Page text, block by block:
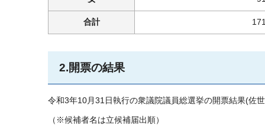
合計
2.開票の結果
令和3年10月31日執行の衆議院議員総選挙の開票結果(佐
（※候補者名は立候補届出順）